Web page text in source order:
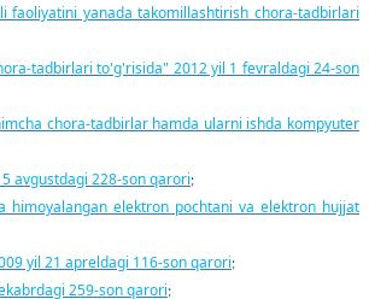
faoliyatini yanada takomillashtirish chora-tadbirlari
tadbirlari to'g'risida" 2012 yil 1 fevraldagi 24-son
chora-tadbirlar hamda ularni ishda kompyuter
avgustdagi 228-son qarori;
himoyalangan elektron pochtani va elektron hujjat
yil 21 apreldagi 116-son qarori;
259-son qarori;